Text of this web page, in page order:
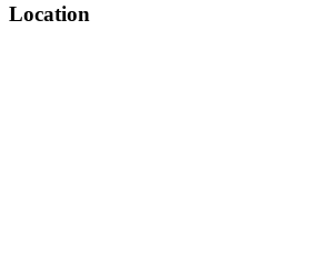
Location